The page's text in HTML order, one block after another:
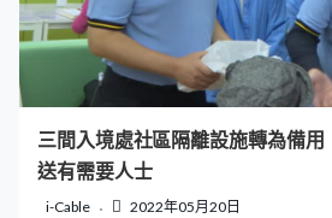
三間入境處社區隔離設施轉為備
送有需要人士
i-Cable 2022年05月20日